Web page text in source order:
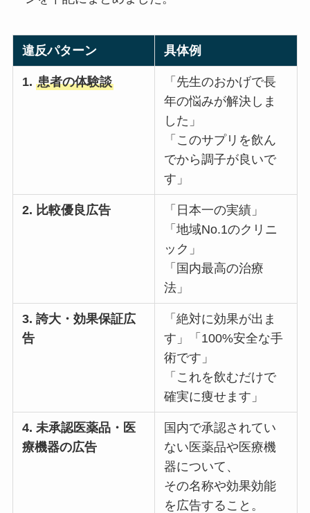
違反パターン 具体例
1.患者の体験談
「先生のおかげで長
年の悩みが解決しま
した」
「このサプリを飲ん
でから調子が良いで
す」
2. 比較優良広告
「日本一の実績」
「地域No.1のクリニ
ック」
「国内最高の治療
法」
3. 誇大・効果保証広
告
「絶対に効果が出ま
す」「100%安全な手
術です」
「これを飲むだけで
確実に痩せます」
4. 未承認医薬品・医
療機器の広告
国内で承認されてい
ない医薬品や医療機
器について、
その名称や効果効能
を広告すること。